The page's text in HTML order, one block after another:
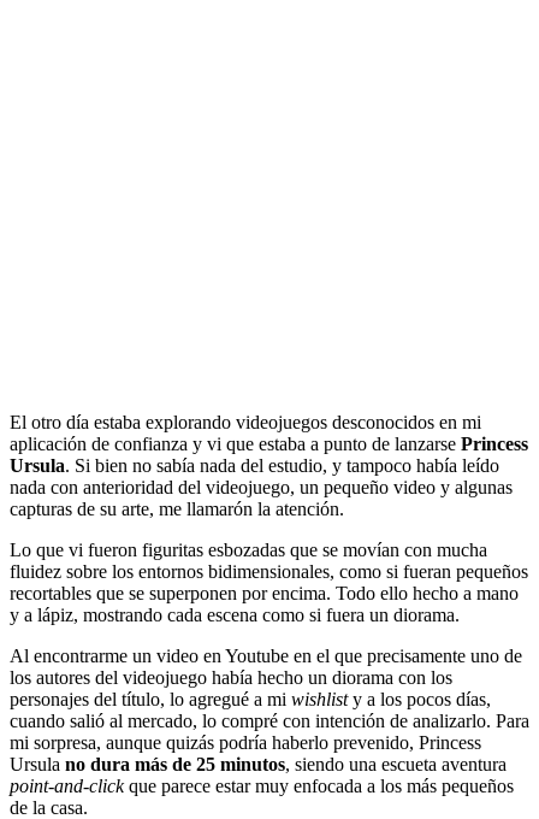
El otro día estaba explorando videojuegos desconocidos en mi
aplicación de confianza y vi que estaba a punto de lanzarse Princess
Ursula. Si bien no sabía nada del estudio, y tampoco había leído
nada con anterioridad del videojuego, un pequeño video y algunas
capturas de su arte, me llamarón la atención.
Lo que vi fueron figuritas esbozadas que se movían con mucha
fluidez sobre los entornos bidimensionales, como si fueran pequeños
recortables que se superponen por encima. Todo ello hecho a mano
y a lápiz, mostrando cada escena como si fuera un diorama.
Al encontrarme un video en Youtube en el que precisamente uno de
los autores del videojuego había hecho un diorama con los
personajes del título, lo agregué a mi wishlisty a los pocos días,
cuando salió al mercado, lo compré con intención de analizarlo. Para
mi sorpresa, aunque quizás podría haberlo prevenido, Princess
Ursula no dura más de 25 minutos, siendo una escueta aventura
point-and-clickque parece estar muy enfocada a los más pequeños
de la casa.